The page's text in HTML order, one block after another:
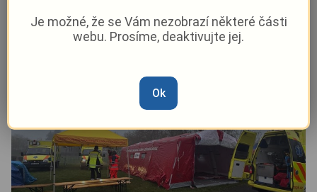
Marie Osvaldová –13. 4.|07:09
Je možné, že se Vám nezobrazí některé části
webu. Prosíme, deaktivujte jej.
Ok